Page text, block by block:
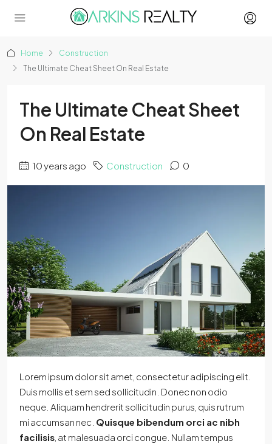
Home
Construction
The Ultimate Cheat Sheet On Real Estate
The Ultimate Cheat Sheet
On Real Estate
10 years ago Construction 0
Lorem ipsum dolor sit amet, consectetur adipiscing elit.
Duis mollis et sem sed sollicitudin. Donec non odio
neque. Aliquam hendrerit sollicitudin purus, quis rutrum
mi accumsan nec. Quisque bibendum orci ac nibh
facilisis , at malesuada orci congue. Nullam tempus